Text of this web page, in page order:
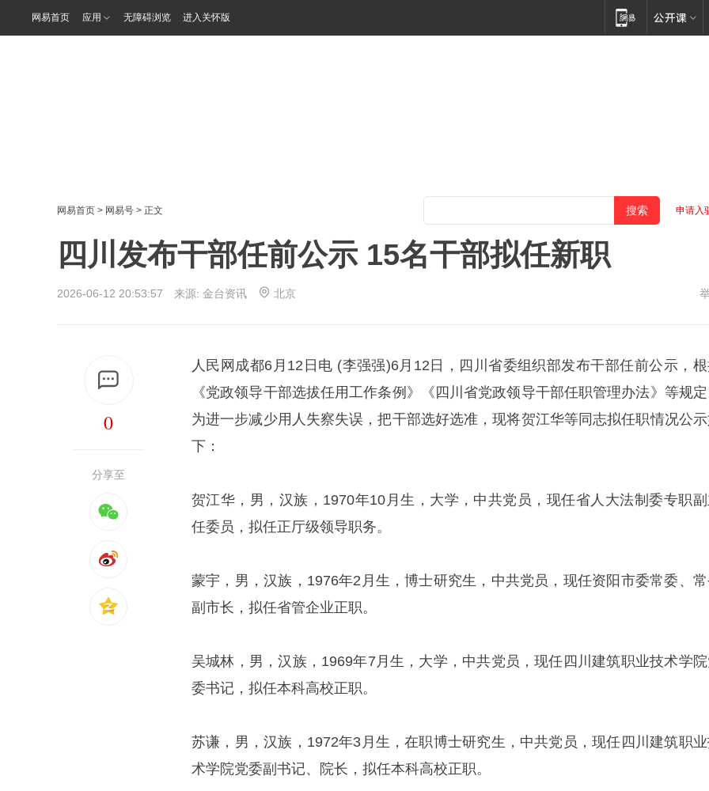
网易首页 应用 无障碍浏览 进入关怀版
网易首页 > 网易号 > 正文 申请入
四川发布干部任前公示 15名干部拟任新职
2026-06-12 20:53:57 来源: 金台资讯 北京
0
分享至
人民网成都6月12日电 (李强强)6月12日，四川省委组织部发布干部任前公示，
《党政领导干部选拔任用工作条例》《四川省党政领导干部任职管理办法》等规定
为进一步减少用人失察失误，把干部选好选准，现将贺江华等同志拟任职情况公
下：
贺江华，男，汉族，1970年10月生，大学，中共党员，现任省人大法制委专职
任委员，拟任正厅级领导职务。
蒙宇，男，汉族，1976年2月生，博士研究生，中共党员，现任资阳市委常委、
副市长，拟任省管企业正职。
吴城林，男，汉族，1969年7月生，大学，中共党员，现任四川建筑职业技术学
委书记，拟任本科高校正职。
苏谦，男，汉族，1972年3月生，在职博士研究生，中共党员，现任四川建筑职
术学院党委副书记、院长，拟任本科高校正职。